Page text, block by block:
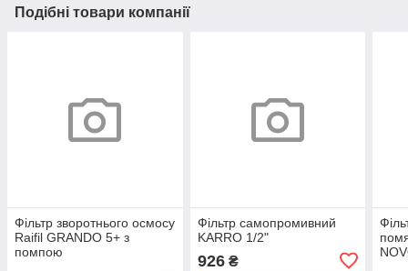
Подібні товари компанії
Фільтр зворотнього осмосу
Raifil GRANDO 5+ з
помпою
Фільтр самопромивний
KARRO 1/2"
926₴